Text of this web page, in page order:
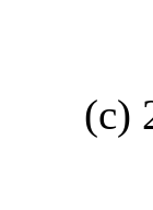
(c)